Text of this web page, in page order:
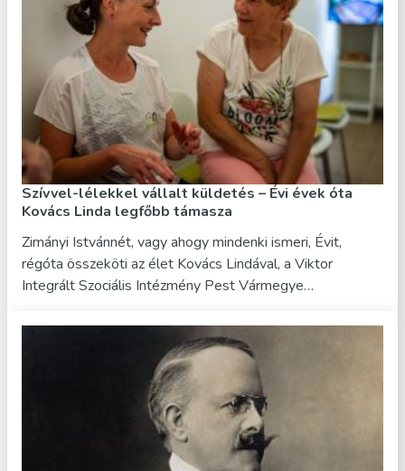
Szívvel-lélekkel vállalt küldetés – Évi évek óta
Kovács Linda legfőbb támasza
Zimányi Istvánnét, vagy ahogy mindenki ismeri, Évit,
régóta összeköti az élet Kovács Lindával, a Viktor
Integrált Szociális Intézmény Pest Vármegye…